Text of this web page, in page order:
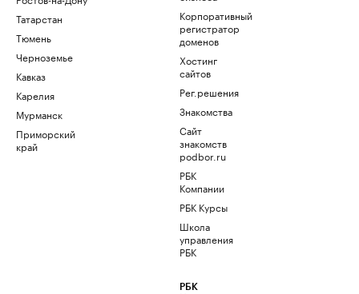
Татарстан
Тюмень
Черноземье
Кавказ
Карелия
Мурманск
Приморский
край
Корпоративный
регистратор
доменов
Хостинг
сайтов
Рег.решения
Знакомства
Сайт
знакомств
podbor.ru
РБК
Компании
РБК Курсы
Школа
управления
РБК
РБК